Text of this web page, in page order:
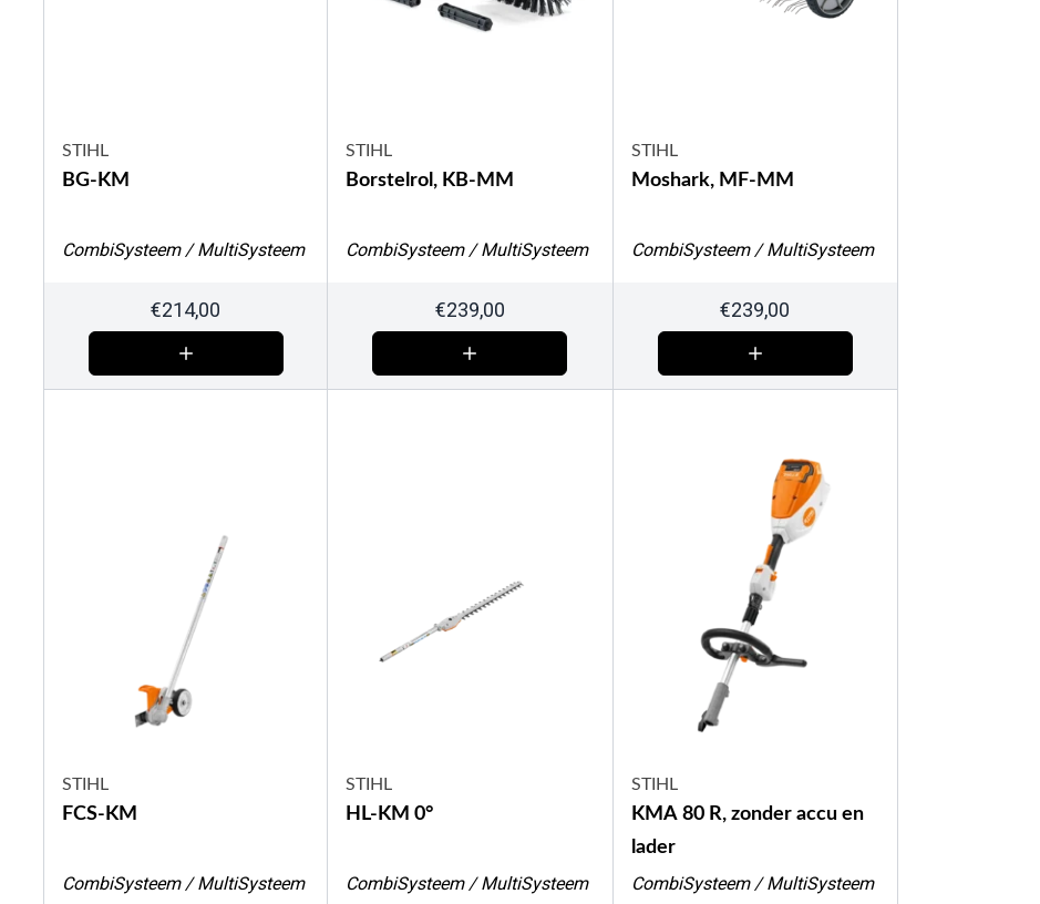
STIHL
BG-KM
CombiSysteem / MultiSysteem
€214,00
STIHL
Borstelrol, KB-MM
CombiSysteem / MultiSysteem
€239,00
STIHL
Moshark, MF-MM
CombiSysteem / MultiSysteem
€239,00
STIHL
FCS-KM
CombiSysteem / MultiSysteem
STIHL
HL-KM 0°
CombiSysteem / MultiSysteem
STIHL
KMA 80 R, zonder accu en
lader
CombiSysteem / MultiSysteem